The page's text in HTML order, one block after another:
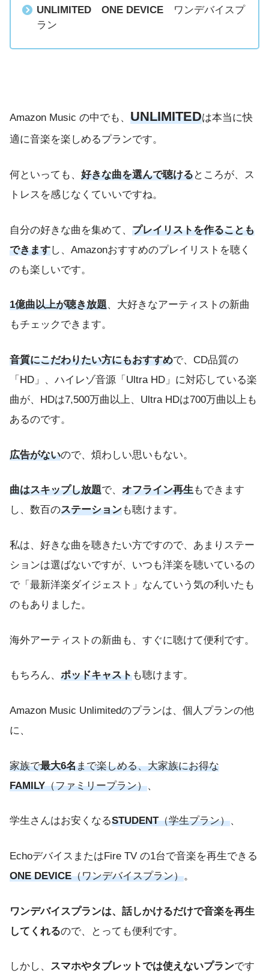
UNLIMITED ONE DEVICEワンデバイスプ
ラン
Amazon Music の中でも、 UNLIMITEDは本当に快
適に音楽を楽しめるプランです。
何といっても、 好きな曲を選んで聴けるところが、ス
トレスを感じなくていいですね。
自分の好きな曲を集めて、 プレイリストを作ることも
できますし、Amazonおすすめのプレイリストを聴く
のも楽しいです。
1億曲以上が聴き放題、大好きなアーティストの新曲
もチェックできます。
音質にこだわりたい方にもおすすめで、CD品質の
「HD」、ハイレゾ音源「Ultra HD」に対応している楽
曲が、HDは7,500万曲以上、Ultra HDは700万曲以上も
あるのです。
広告がないので、煩わしい思いもない。
曲はスキップし放題で、 オフライン再生もできます
し、数百のステーションも聴けます。
私は、好きな曲を聴きたい方ですので、あまりステー
ションは選ばないですが、いつも洋楽を聴いているの
で「最新洋楽ダイジェスト」なんていう気の利いたも
のもありました。
海外アーティストの新曲も、すぐに聴けて便利です。
もちろん、 ポッドキャストも聴けます。
Amazon Music Unlimitedのプランは、個人プランの他
に、
家族で最大6名まで楽しめる、大家族にお得な
FAMILY（ファミリープラン）、
学生さんはお安くなるSTUDENT（学生プラン）、
EchoデバイスまたはFire TV の1台で音楽を再生できる
ONE DEVICE（ワンデバイスプラン）。
ワンデバイスプランは、話しかけるだけで音楽を再生
してくれるので、とっても便利です。
しかし、 スマホやタブレットでは使えないプランです